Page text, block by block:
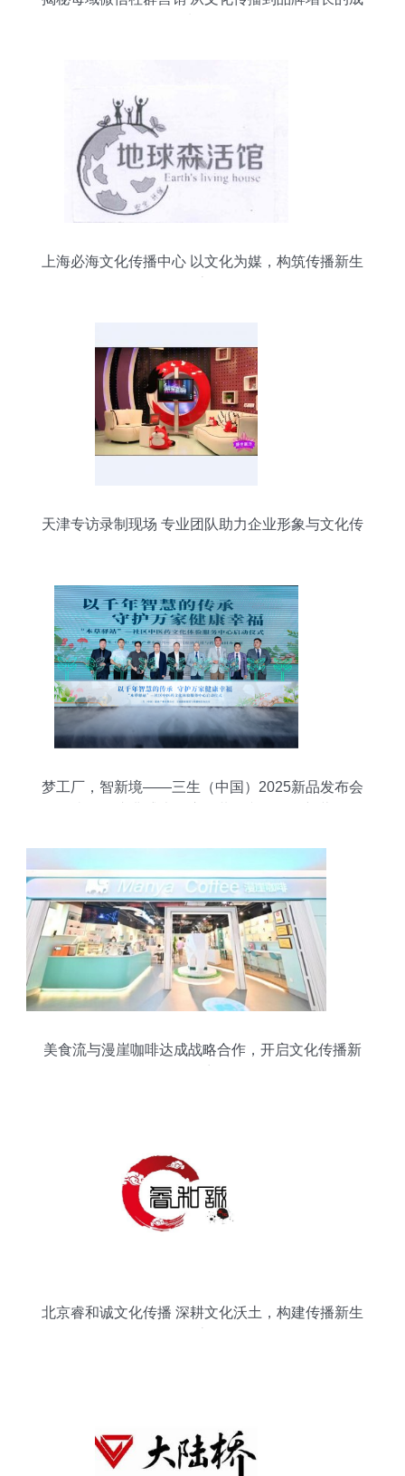
上海必海文化传播中心 以文化为媒，构筑传播新生
天津专访录制现场 专业团队助力企业形象与文化传
梦工厂，智新境——三生（中国）2025新品发布会
美食流与漫崖咖啡达成战略合作，开启文化传播新
北京睿和诚文化传播 深耕文化沃土，构建传播新生